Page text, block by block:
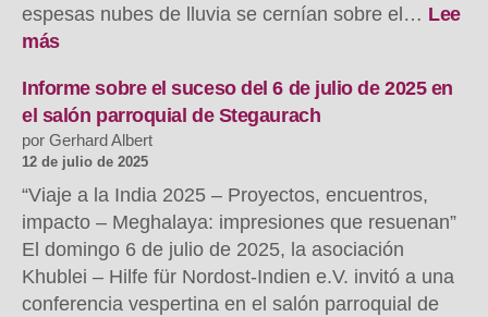
espesas nubes de lluvia se cernían sobre el… Lee
más:
beim
Heinrichsfest
–
Ein
sonniger
Erfolg
trotz
dunkler
Wolken
Informe sobre el suceso del 6 de julio de 2025 en
el salón parroquial de Stegaurach
por Gerhard Albert
12 de julio de 2025
“Viaje a la India 2025 – Proyectos, encuentros,
impacto – Meghalaya: impresiones que resuenan”
El domingo 6 de julio de 2025, la asociación
Khublei – Hilfe für Nordost-Indien e.V. invitó a una
conferencia vespertina en el salón parroquial de